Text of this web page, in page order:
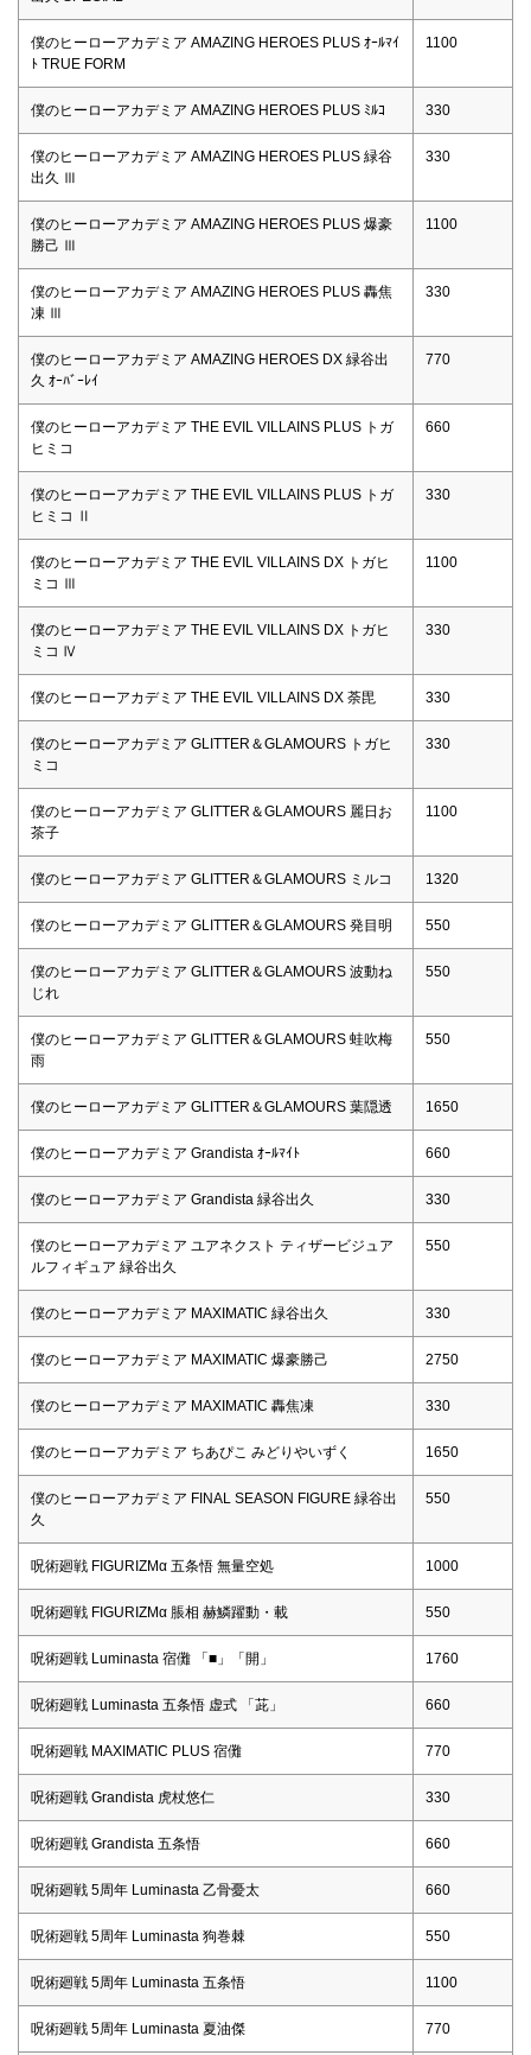
僕のヒーローアカデミア AMAZING HEROES PLUS ｵｰﾙﾏｲ
ﾄ TRUE FORM
1100
僕のヒーローアカデミア AMAZING HEROES PLUS ﾐﾙｺ 330
僕のヒーローアカデミア AMAZING HEROES PLUS 緑谷
出久 Ⅲ
330
僕のヒーローアカデミア AMAZING HEROES PLUS 爆豪
勝己 Ⅲ
1100
僕のヒーローアカデミア AMAZING HEROES PLUS 轟焦
凍 Ⅲ
330
僕のヒーローアカデミア AMAZING HEROES DX 緑谷出
久 ｵｰﾊﾞｰﾚｲ
770
僕のヒーローアカデミア THE EVIL VILLAINS PLUS トガ
ヒミコ
660
僕のヒーローアカデミア THE EVIL VILLAINS PLUS トガ
ヒミコ Ⅱ
330
僕のヒーローアカデミア THE EVIL VILLAINS DX トガヒ
ミコ Ⅲ
1100
僕のヒーローアカデミア THE EVIL VILLAINS DX トガヒ
ミコ Ⅳ
330
僕のヒーローアカデミア THE EVIL VILLAINS DX 荼毘 330
僕のヒーローアカデミア GLITTER＆GLAMOURS トガヒ
ミコ
330
僕のヒーローアカデミア GLITTER＆GLAMOURS 麗日お
茶子
1100
僕のヒーローアカデミア GLITTER＆GLAMOURS ミルコ 1320
僕のヒーローアカデミア GLITTER＆GLAMOURS 発目明 550
僕のヒーローアカデミア GLITTER＆GLAMOURS 波動ね
じれ
550
僕のヒーローアカデミア GLITTER＆GLAMOURS 蛙吹梅
雨
550
僕のヒーローアカデミア GLITTER＆GLAMOURS 葉隠透 1650
僕のヒーローアカデミア Grandista ｵｰﾙﾏｲﾄ 660
僕のヒーローアカデミア Grandista 緑谷出久 330
僕のヒーローアカデミア ユアネクスト ティザービジュア
ルフィギュア 緑谷出久
550
僕のヒーローアカデミア MAXIMATIC 緑谷出久 330
僕のヒーローアカデミア MAXIMATIC 爆豪勝己 2750
僕のヒーローアカデミア MAXIMATIC 轟焦凍 330
僕のヒーローアカデミア ちあぴこ みどりやいずく 1650
僕のヒーローアカデミア FINAL SEASON FIGURE 緑谷出
久
550
呪術廻戦 FIGURIZMα 五条悟 無量空処 1000
呪術廻戦 FIGURIZMα 脹相 赫鱗躍動・載 550
呪術廻戦 Luminasta 宿儺 「■」「開」 1760
呪術廻戦 Luminasta 五条悟 虚式 「茈」 660
呪術廻戦 MAXIMATIC PLUS 宿儺 770
呪術廻戦 Grandista 虎杖悠仁 330
呪術廻戦 Grandista 五条悟 660
呪術廻戦 5周年 Luminasta 乙骨憂太 660
呪術廻戦 5周年 Luminasta 狗巻棘 550
呪術廻戦 5周年 Luminasta 五条悟 1100
呪術廻戦 5周年 Luminasta 夏油傑 770